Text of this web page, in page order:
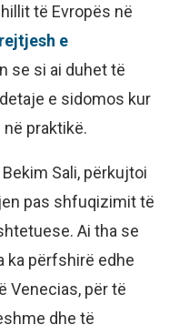
të Evropës në
e
se si ai duhet të
e sidomos kur
praktikë.
Sali, përkujtoi
pas shfuqizimit të
Ai tha se
ka përfshirë edhe
Venecias, për të
dhe të